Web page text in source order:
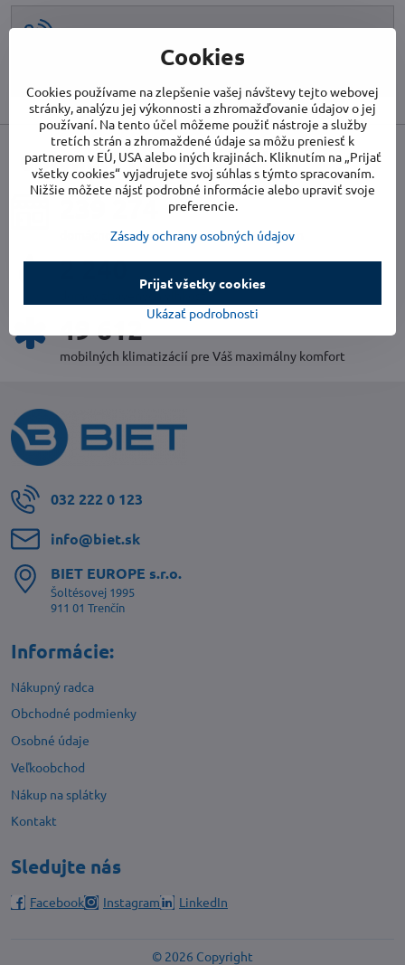
032 222 0 123
uplynulý rok v číslach
252 567
domácností so zdravým a čistým vzduchom
2 352
domov zbavených vlhkosti
52 124
mobilných klimatizácií pre Váš maximálny komfort
032 222 0 123
info​@biet​.sk
BIET EUROPE s​.r​.o​.
Šoltésovej 1995
911 01 Trenčín
Informácie:
Nákupný radca
Obchodné podmienky
Osobné údaje
Veľkoobchod
Nákup na splátky
Kontakt
Sledujte nás
Facebook Instagram LinkedIn
© 2026 Copyright
Cookies
Cookies používame na zlepšenie vašej návštevy tejto webovej
stránky, analýzu jej výkonnosti a zhromažďovanie údajov o jej
používaní. Na tento účel môžeme použiť nástroje a služby
tretích strán a zhromaždené údaje sa môžu preniesť k
partnerom v EÚ, USA alebo iných krajinách. Kliknutím na „Prijať
všetky cookies“ vyjadrujete svoj súhlas s týmto spracovaním.
Nižšie môžete nájsť podrobné informácie alebo upraviť svoje
preferencie.
Zásady ochrany osobných údajov
Ukázať podrobnosti
Prijať všetky cookies